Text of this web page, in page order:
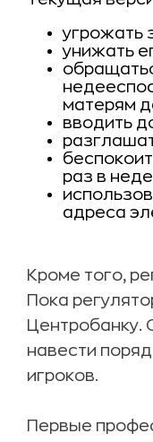
угрожать
унижать
матерям
вводить
раз в
адреса
Кроме того,
Пока
Центробанку.
навести
игроков.
Первые